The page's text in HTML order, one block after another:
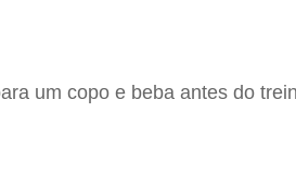
um copo e beba antes do